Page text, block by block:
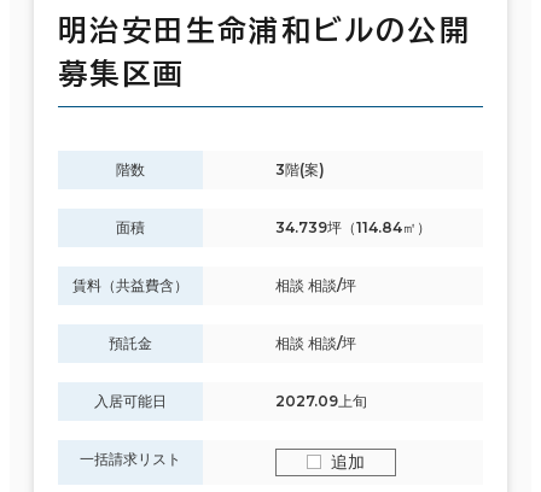
明治安田生命浦和ビルの公開
募集区画
階数 3階(案)
面積 34.739坪（114.84㎡）
賃料（共益費含） 相談 相談/坪
預託金 相談 相談/坪
入居可能日 2027.09上旬
一括請求リスト 追加